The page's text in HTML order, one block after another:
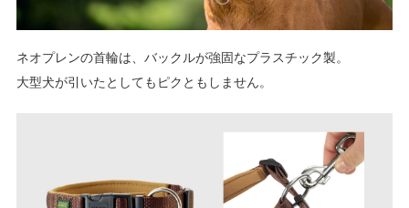
ネオプレンの首輪は、バックルが強固なプラスチック製。
大型犬が引いたとしてもピクともしません。